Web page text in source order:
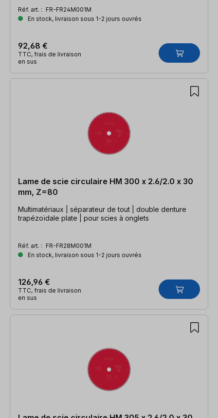
Réf. art. : FR-FR24M001M
En stock, livraison sous 1-2 jours ouvrés
92,68 €
TTC, frais de livraison
en sus
Lame de scie circulaire HM 300 x 2.6/2.0 x 30
mm, Z=80
Multimatériaux | séparateur de tout | double denture
trapézoïdale plate | pour scies à onglets
Réf. art. : FR-FR28M001M
En stock, livraison sous 1-2 jours ouvrés
126,96 €
TTC, frais de livraison
en sus